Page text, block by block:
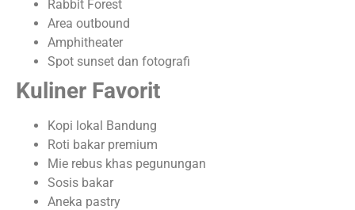
Rabbit Forest
Area outbound
Amphitheater
Spot sunset dan fotografi
Kuliner Favorit
Kopi lokal Bandung
Roti bakar premium
Mie rebus khas pegunungan
Sosis bakar
Aneka pastry